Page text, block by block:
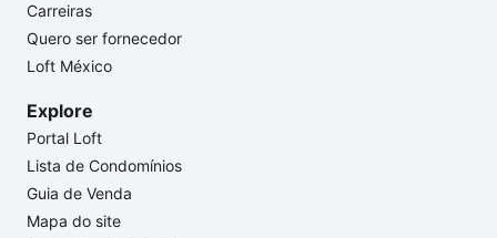
Carreiras
Quero ser fornecedor
Loft México
Explore
Portal Loft
Lista de Condomínios
Guia de Venda
Mapa do site